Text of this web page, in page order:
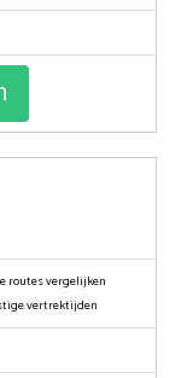
routes vergelijken
vertrektijden